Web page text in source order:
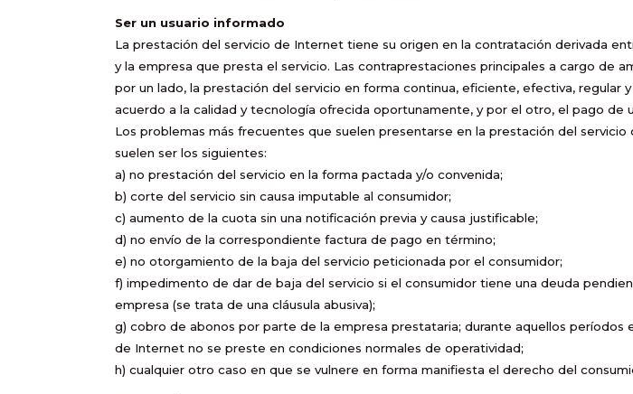
Ser un usuario informado
La prestación del servicio de Internet tiene su origen en la contratación derivada
y la empresa que presta el servicio. Las contraprestaciones principales a cargo de
por un lado, la prestación del servicio en forma continua, eficiente, efectiva, regular
acuerdo a la calidad y tecnología ofrecida oportunamente, y por el otro, el pago de
Los problemas más frecuentes que suelen presentarse en la prestación del
suelen ser los siguientes:
a) no prestación del servicio en la forma pactada y/o convenida;
b) corte del servicio sin causa imputable al consumidor;
c) aumento de la cuota sin una notificación previa y causa justificable;
d) no envío de la correspondiente factura de pago en término;
e) no otorgamiento de la baja del servicio peticionada por el consumidor;
f) impedimento de dar de baja del servicio si el consumidor tiene una deuda
empresa (se trata de una cláusula abusiva);
g) cobro de abonos por parte de la empresa prestataria; durante aquellos períodos
de Internet no se preste en condiciones normales de operatividad;
h) cualquier otro caso en que se vulnere en forma manifiesta el derecho del